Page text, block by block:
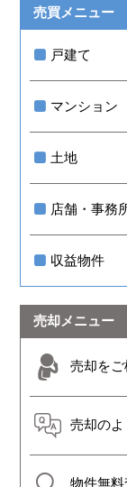
売買メニュー
戸建て
マンション
土地
店舗・事務
収益物件
売却メニュー
売却を
売却の
物件無料